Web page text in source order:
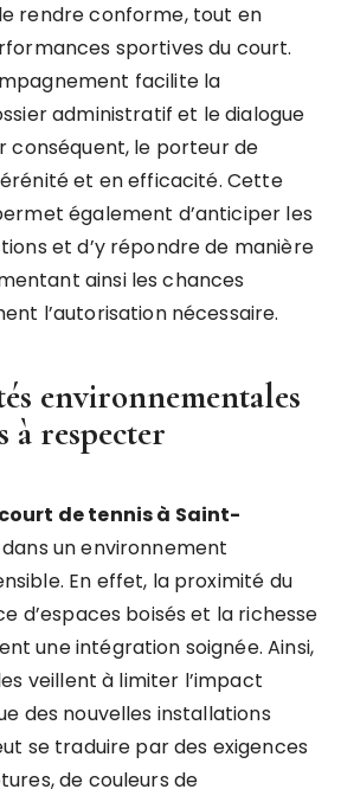
rendre conforme, tout en
sportives du court.
facilite la
administratif et le dialogue
conséquent, le porteur de
et en efficacité. Cette
également d’anticiper les
et d’y répondre de manière
ainsi les chances
l’autorisation nécessaire.
environnementales
à respecter
de tennis à Saint-
dans un environnement
En effet, la proximité du
d’espaces boisés et la richesse
une intégration soignée. Ainsi,
veillent à limiter l’impact
des nouvelles installations
se traduire par des exigences
de couleurs de